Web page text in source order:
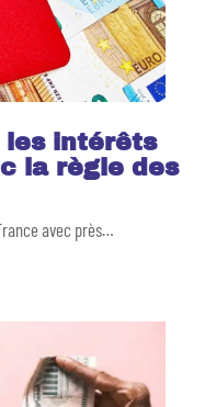
les intérêts
la règle des
avec près…